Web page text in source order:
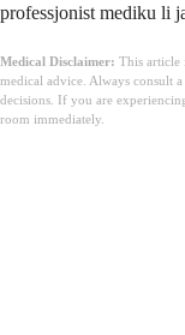
professjonist mediku li
Medical Disclaimer: This article
medical advice. Always consult
decisions. If you are
room immediately.